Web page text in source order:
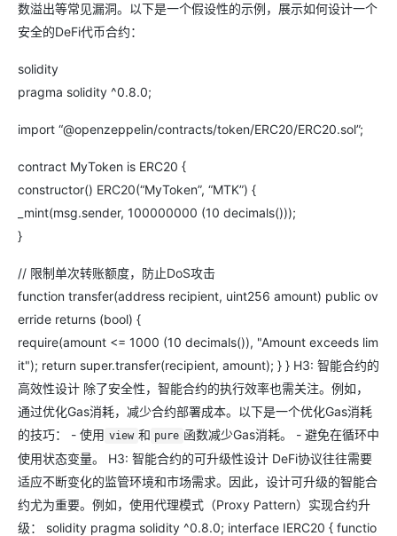
数溢出等常见漏洞。以下是一个假设性的示例，展示如何设计一个
安全的DeFi代币合约：
solidity
pragma solidity ^0.8.0;
import “@openzeppelin/contracts/token/ERC20/ERC20.sol”;
contract MyToken is ERC20 {
constructor() ERC20(“MyToken”, “MTK”) {
_mint(msg.sender, 100000000 (10 decimals()));
}
// 限制单次转账额度，防止DoS攻击
function transfer(address recipient, uint256 amount) public ov
erride returns (bool) {
require(amount <= 1000 (10 decimals()), "Amount exceeds lim
it"); return super.transfer(recipient, amount); } } H3: 智能合约的
高效性设计 除了安全性，智能合约的执行效率也需关注。例如，
通过优化Gas消耗，减少合约部署成本。以下是一个优化Gas消耗
的技巧： - 使用 view 和 pure 函数减少Gas消耗。 - 避免在循环中
使用状态变量。 H3: 智能合约的可升级性设计 DeFi协议往往需要
适应不断变化的监管环境和市场需求。因此，设计可升级的智能合
约尤为重要。例如，使用代理模式（Proxy Pattern）实现合约升
级： solidity pragma solidity ^0.8.0; interface IERC20 { functio